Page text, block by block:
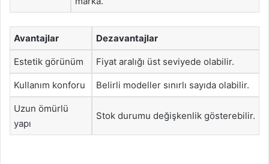
Avantajlar Dezavantajlar
Estetik görünüm Fiyat aralığı üst seviyede olabilir.
Kullanım konforu Belirli modeller sınırlı sayıda olabilir.
Uzun ömürlü
yapı
Stok durumu değişkenlik gösterebilir.